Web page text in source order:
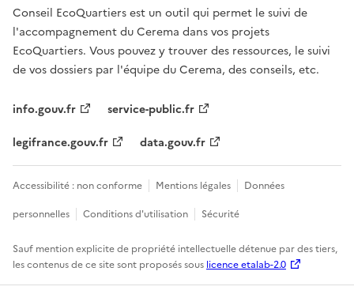
Conseil EcoQuartiers est un outil qui permet le suivi de
l'accompagnement du Cerema dans vos projets
EcoQuartiers. Vous pouvez y trouver des ressources, le suivi
de vos dossiers par l'équipe du Cerema, des conseils, etc.
info.gouv.fr
service-public.fr
legifrance.gouv.fr
data.gouv.fr
Accessibilité : non conforme Mentions légales
Données
personnelles
Conditions d'utilisation Sécurité
Sauf mention explicite de propriété intellectuelle détenue par des tiers,
les contenus de ce site sont proposés sous licence etalab-2.0